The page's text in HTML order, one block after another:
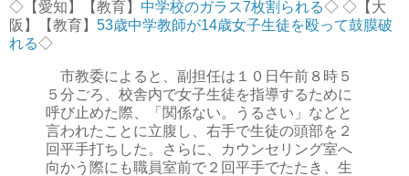
◇【愛知】【教育】 中学校のガラス7枚割られる◇ ◇【大
阪】【教育】 53歳中学教師が14歳女子生徒を殴って鼓膜破
れる◇
市教委によると、副担任は１０日午前８時５
５分ごろ、校舎内で女子生徒を指導するために
呼び止めた際、「関係ない。うるさい」などと
言われたことに立腹し、右手で生徒の頭部を２
回平手打ちした。さらに、カウンセリング室へ
向かう際にも職員室前で２回平手でたたき、生